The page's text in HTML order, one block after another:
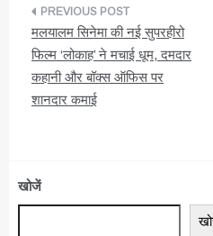
पोस्ट
नेविगेशन
मलयालम सिनेमा की नई सुपरहीरो
फिल्म ‘लोकाह’ ने मचाई धूम, दमदार
कहानी और बॉक्स ऑफिस पर
शानदार कमाई
खोजें